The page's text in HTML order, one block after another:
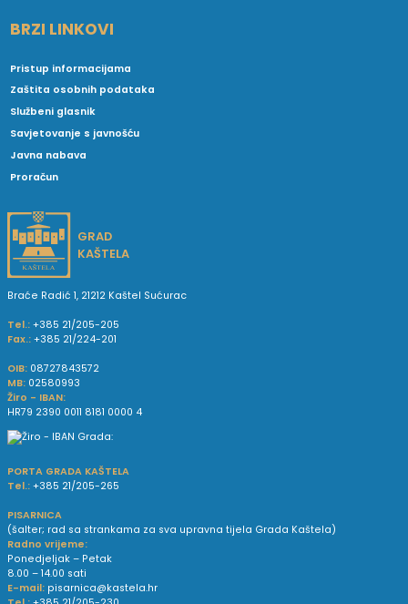
BRZI LINKOVI
Pristup informacijama
Zaštita osobnih podataka
Službeni glasnik
Savjetovanje s javnošću
Javna nabava
Proračun
GRAD
KAŠTELA
Braće Radić 1, 21212 Kaštel Sućurac
Tel.: +385 21/205-205
Fax.: +385 21/224-201
OIB: 08727843572
MB: 02580993
Žiro - IBAN:
HR79 2390 0011 8181 0000 4
PORTA GRADA KAŠTELA
Tel.: +385 21/205-265
PISARNICA
(šalter; rad sa strankama za sva upravna tijela Grada Kaštela)
Radno vrijeme:
Ponedjeljak – Petak
8.00 – 14.00 sati
E-mail: pisarnica@kastela.hr